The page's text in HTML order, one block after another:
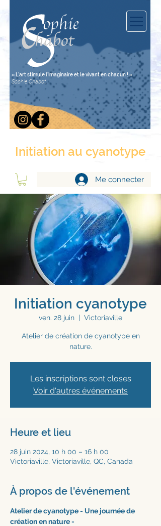
« L'art stimule l'imaginaire et le vivant en chacun ! »
Sophie Chabot
Initiation au cyanotype
Me connecter
Initiation cyanotype
ven. 28 juin
  |
Victoriaville
Atelier de création de cyanotype en
nature.
Les inscriptions sont closes
Voir d'autres événements
Heure et lieu
28 juin 2024, 10 h 00 – 16 h 00
Victoriaville, Victoriaville, QC, Canada
À propos de l'événement
Atelier de cyanotype - Une journée de
création en nature -